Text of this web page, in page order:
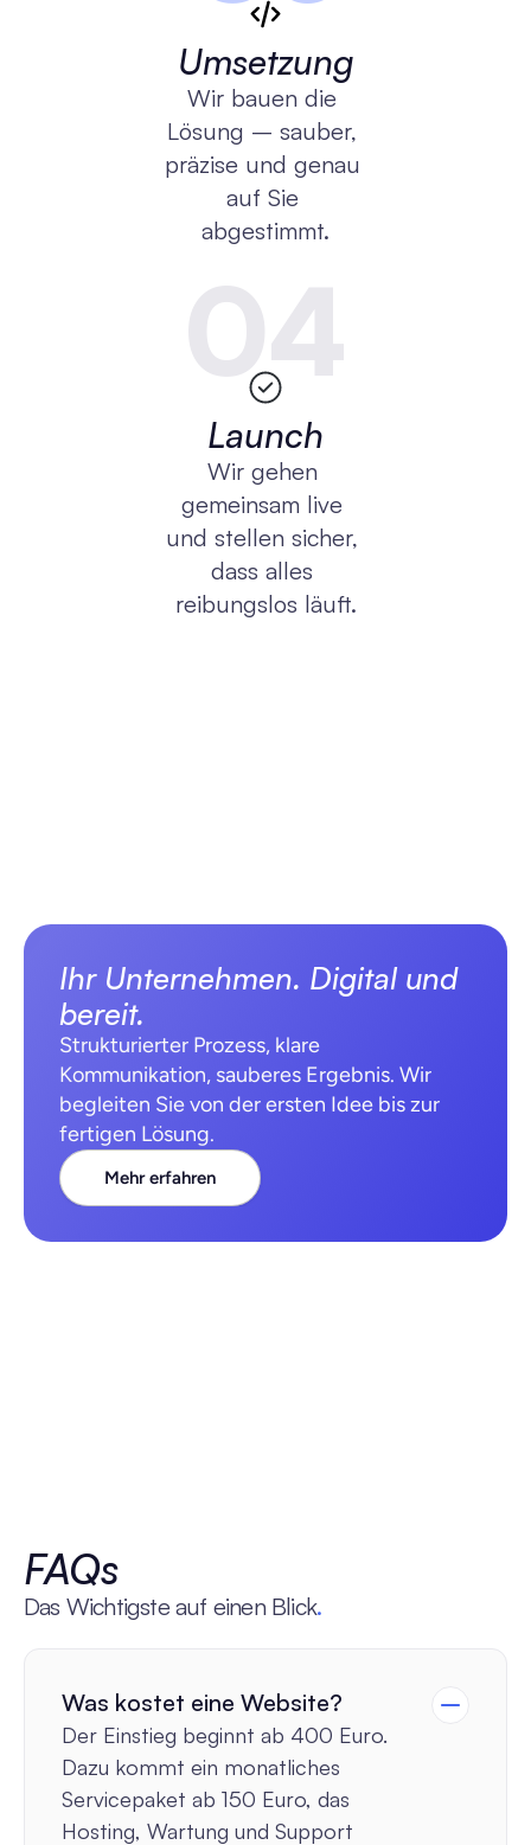
Umsetzung
Wir bauen die
Lösung – sauber,
präzise und genau
auf Sie
abgestimmt.
04
Launch
Wir gehen
gemeinsam live
und stellen sicher,
dass alles
reibungslos läuft.
Ihr Unternehmen. Digital und
bereit.
Strukturierter Prozess, klare
Kommunikation, sauberes Ergebnis. Wir
begleiten Sie von der ersten Idee bis zur
fertigen Lösung.
Mehr erfahren
FAQs
Das Wichtigste auf einen Blick.
Was kostet eine Website?
Der Einstieg beginnt ab 400 Euro.
Dazu kommt ein monatliches
Servicepaket ab 150 Euro, das
Hosting, Wartung und Support